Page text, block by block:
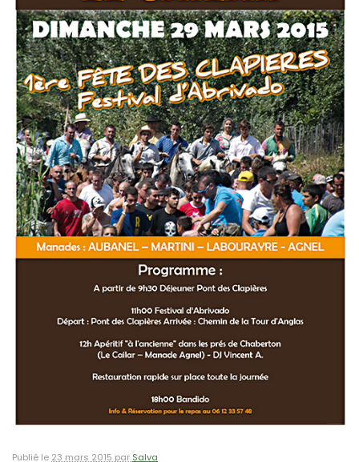
Publié le 23 mars 2015 par Salva